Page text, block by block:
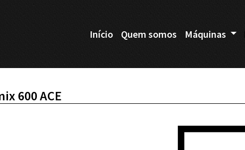
Início Quem somos Máquinas
600 ACE